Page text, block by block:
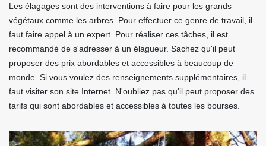
Les élagages sont des interventions à faire pour les grands
végétaux comme les arbres. Pour effectuer ce genre de travail, il
faut faire appel à un expert. Pour réaliser ces tâches, il est
recommandé de s'adresser à un élagueur. Sachez qu'il peut
proposer des prix abordables et accessibles à beaucoup de
monde. Si vous voulez des renseignements supplémentaires, il
faut visiter son site Internet. N'oubliez pas qu'il peut proposer des
tarifs qui sont abordables et accessibles à toutes les bourses.